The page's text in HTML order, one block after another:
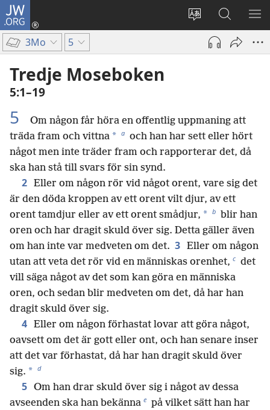
JW.ORG
Ändra
webbplatsens
språk
Logga
(öppnar
Sök
på
jw.org
3Mo 5
Tredje Moseboken
5:1–19
5
Om någon får höra en offentlig uppmaning att
träda fram och vittna * a och han har sett eller hört
något men inte träder fram och rapporterar det, då
ska han stå till svars för sin synd.
2 Eller om någon rör vid något orent, vare sig det
är den döda kroppen av ett orent vilt djur, av ett
orent tamdjur eller av ett orent smådjur, * b blir han
oren och har dragit skuld över sig. Detta gäller även
om han inte var medveten om det. 3 Eller om någon
utan att veta det rör vid en människas orenhet, c det
vill säga något av det som kan göra en människa
oren, och sedan blir medveten om det, då har han
dragit skuld över sig.
4 Eller om någon förhastat lovar att göra något,
oavsett om det är gott eller ont, och han senare inser
att det var förhastat, då har han dragit skuld över
sig. * d
5 Om han drar skuld över sig i något av dessa
avseenden ska han bekänna e på vilket sätt han har